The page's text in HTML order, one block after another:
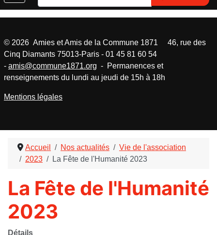
Accueil Nos actualités
Vie de l'association
2023
La Fête de l'Humanité 2023
La Fête de l'Humanité
2023
Détails
© 2026 Amies et Amis de la Commune 1871 46, rue des
Cinq Diamants 75013-Paris - 01 45 81 60 54
- amis@commune1871.org - Permanences et
renseignements du lundi au jeudi de 15h à 18h
Mentions légales